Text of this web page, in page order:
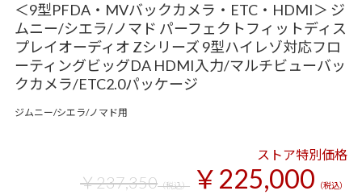
＜9型PFDA・MVバックカメラ・ETC・HDMI＞ ジ
ムニー/シエラ/ノマド パーフェクトフィットディス
プレイオーディオ Zシリーズ 9型ハイレゾ対応フロ
ーティングビッグDA HDMI入力/マルチビューバッ
クカメラ/ETC2.0パッケージ
ジムニー/シエラ/ノマド用
ストア特別価格
￥237,350（税込） ￥225,000 （税込）